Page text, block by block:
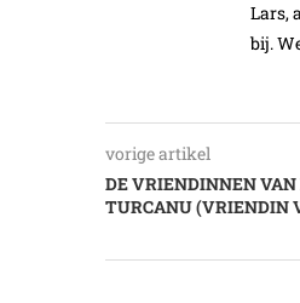
Lars,
bij.
vorige artikel
DE VRIENDINNEN
TURCANU (VRIENDIN